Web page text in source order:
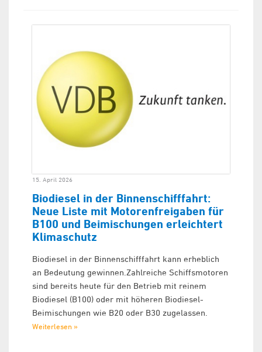
15. April 2026
Biodiesel in der Binnenschifffahrt:
Neue Liste mit Motorenfreigaben für
B100 und Beimischungen erleichtert
Klimaschutz
Biodiesel in der Binnenschifffahrt kann erheblich
an Bedeutung gewinnen.Zahlreiche Schiffsmotoren
sind bereits heute für den Betrieb mit reinem
Biodiesel (B100) oder mit höheren Biodiesel-
Beimischungen wie B20 oder B30 zugelassen.
Weiterlesen »